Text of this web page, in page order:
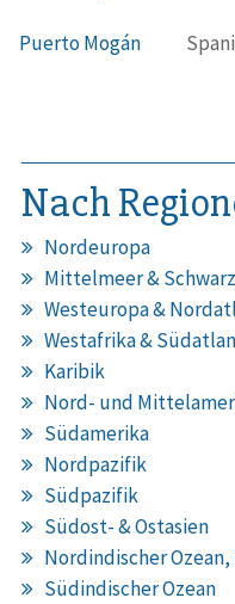
Puerto Mogán
Nach
Nordeuropa
Mittelmeer &
Westeuropa &
Westafrika &
Karibik
Nord- und
Südamerika
Nordpazifik
Südpazifik
Südost- & Ostasien
Nordindischer
Südindischer Ozean